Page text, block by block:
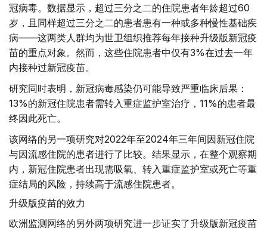
冠病毒。数据显示，超过三分之二的住院患者年龄超过60
岁，且同样超过三分之二的患者患有一种或多种慢性基础疾
病——这两类人群均为世卫组织推荐每年接种升级版新冠疫
苗的重点对象。然而，这些住院患者中仅有3%在过去一年
内接种过新冠疫苗。
研究同时表明，新冠病毒感染仍可能导致严重临床后果：
13%的新冠住院患者需转入重症监护室治疗，11%的患者最
终因此死亡。
该网络的另一项研究对2022年至2024年三年间因新冠住院
与因流感住院的患者进行了比较。结果显示，在整个观察期
内，新冠住院患者出现需吸氧、转入重症监护室或死亡等重
症结局的风险，持续高于流感住院患者。
升级版疫苗的效力
欧洲监测网络的另外两项研究进一步证实了升级版新冠疫苗